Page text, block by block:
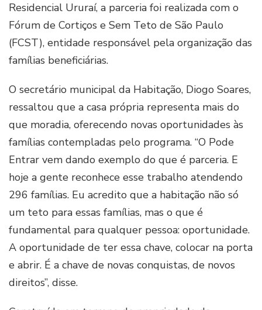
Residencial Ururaí, a parceria foi realizada com o
Fórum de Cortiços e Sem Teto de São Paulo
(FCST), entidade responsável pela organização das
famílias beneficiárias.
O secretário municipal da Habitação, Diogo Soares,
ressaltou que a casa própria representa mais do
que moradia, oferecendo novas oportunidades às
famílias contempladas pelo programa. “O Pode
Entrar vem dando exemplo do que é parceria. E
hoje a gente reconhece esse trabalho atendendo
296 famílias. Eu acredito que a habitação não só
um teto para essas famílias, mas o que é
fundamental para qualquer pessoa: oportunidade.
A oportunidade de ter essa chave, colocar na porta
e abrir. É a chave de novas conquistas, de novos
direitos”, disse.